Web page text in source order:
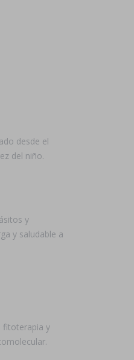
desde el
del niño.
y
y saludable a
fitoterapia y